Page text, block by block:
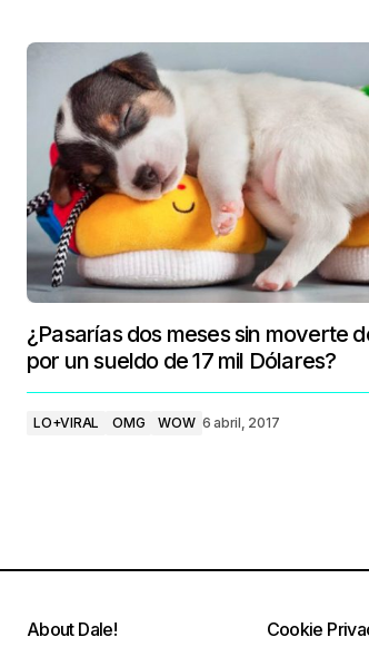
¿Pasarías dos meses sin moverte
por un sueldo de 17 mil Dólares?
LO+VIRAL OMG WOW 6 abril, 2017
About Dale! Cookie